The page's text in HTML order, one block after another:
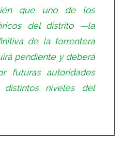
que uno de los
del distrito —la
de la torrentera
pendiente y deberá
futuras autoridades
niveles del